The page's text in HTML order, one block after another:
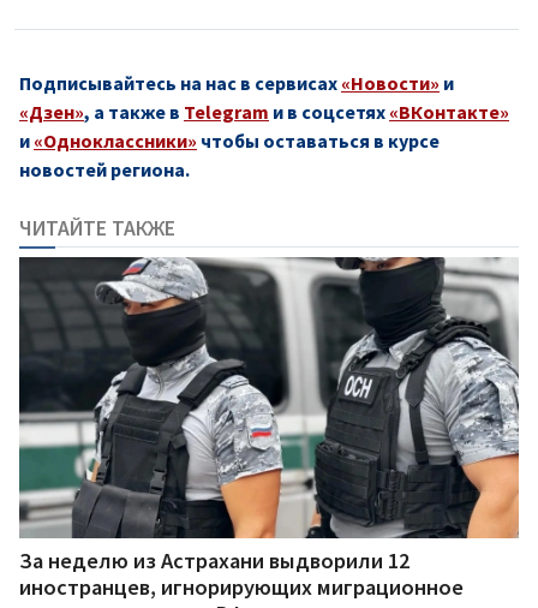
Подписывайтесь на нас в сервисах «Новости» и
«Дзен», а также в Telegram и в соцсетях «ВКонтакте»
и «Одноклассники» чтобы оставаться в курсе
новостей региона.
ЧИТАЙТЕ ТАКЖЕ
За неделю из Астрахани выдворили 12
иностранцев, игнорирующих миграционное